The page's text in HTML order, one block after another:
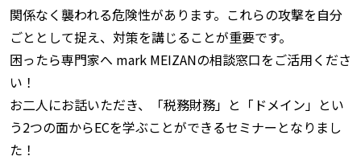
関係なく襲われる危険性があります。これらの攻撃を自分
ごととして捉え、対策を講じることが重要です。
困ったら専門家へ mark MEIZANの相談窓口をご活用くださ
い！
お二人にお話いただき、「税務財務」と「ドメイン」とい
う2つの面からECを学ぶことができるセミナーとなりまし
た！